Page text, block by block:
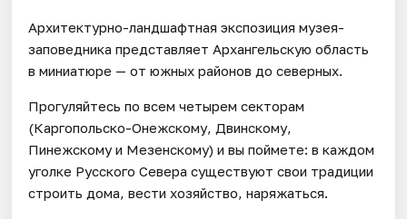
Архитектурно-ландшафтная экспозиция музея-
заповедника представляет Архангельскую область
в миниатюре — от южных районов до северных.
Прогуляйтесь по всем четырем секторам
(Каргопольско-Онежскому, Двинскому,
Пинежскому и Мезенскому) и вы поймете: в каждом
уголке Русского Севера существуют свои традиции
строить дома, вести хозяйство, наряжаться.